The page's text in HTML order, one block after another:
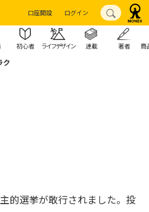
口座開設 ログイン
初心者 ライフデザイン 連載 著者 商
ク
的選挙が敢行されました。投